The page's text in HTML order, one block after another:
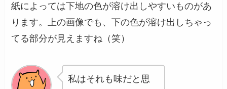
紙によっては下地の色が溶け出しやすいものがあ
ります。上の画像でも、下の色が溶け出しちゃっ
てる部分が見えますね（笑）
私はそれも味だと思